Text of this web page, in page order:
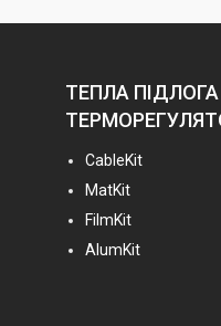
ТЕПЛА ПІДЛОГА
СableKit
MatKit
FilmKit
AlumKit